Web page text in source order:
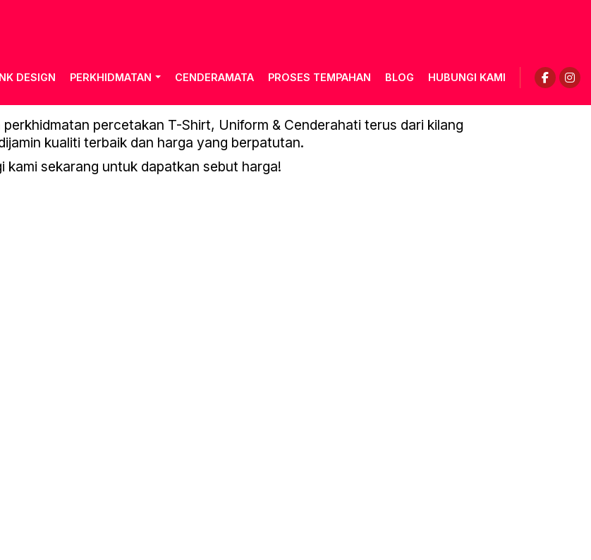
DESIGN PERKHIDMATAN CENDERAMATA PROSES TEMPAHAN BLOG HUBUNGI KAMI
percetakan T-Shirt, Uniform & Cenderahati terus dari kilang
kualiti terbaik dan harga yang berpatutan.
kami sekarang untuk dapatkan sebut harga!